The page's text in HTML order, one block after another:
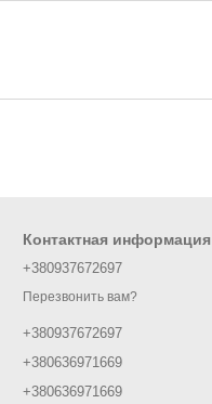
Контактная информация
+380937672697
Перезвонить вам?
+380937672697
+380636971669
+380636971669